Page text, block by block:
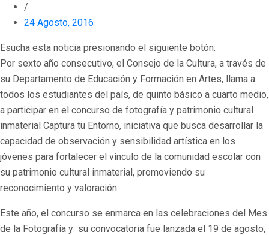
/
24 Agosto, 2016
Esucha esta noticia presionando el siguiente botón:
Por sexto año consecutivo, el Consejo de la Cultura, a través de
su Departamento de Educación y Formación en Artes, llama a
todos los estudiantes del país, de quinto básico a cuarto medio,
a participar en el concurso de fotografía y patrimonio cultural
inmaterial Captura tu Entorno, iniciativa que busca desarrollar la
capacidad de observación y sensibilidad artística en los
jóvenes para fortalecer el vínculo de la comunidad escolar con
su patrimonio cultural inmaterial, promoviendo su
reconocimiento y valoración.
Este año, el concurso se enmarca en las celebraciones del Mes
de la Fotografía y su convocatoria fue lanzada el 19 de agosto,